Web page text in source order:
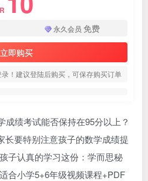
R
永久会员 免费
立即购买
！建议登陆后购买，可保存购买订单
成绩考试能否保持在95分以上？
长要特别注意孩子的数学成绩提
子认真的学习这份：学而思秘
合小学5+6年级视频课程+PDF